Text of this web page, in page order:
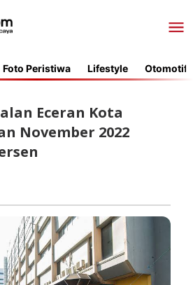
Foto Peristiwa Lifestyle Otomotif
Eceran Kota
November 2022